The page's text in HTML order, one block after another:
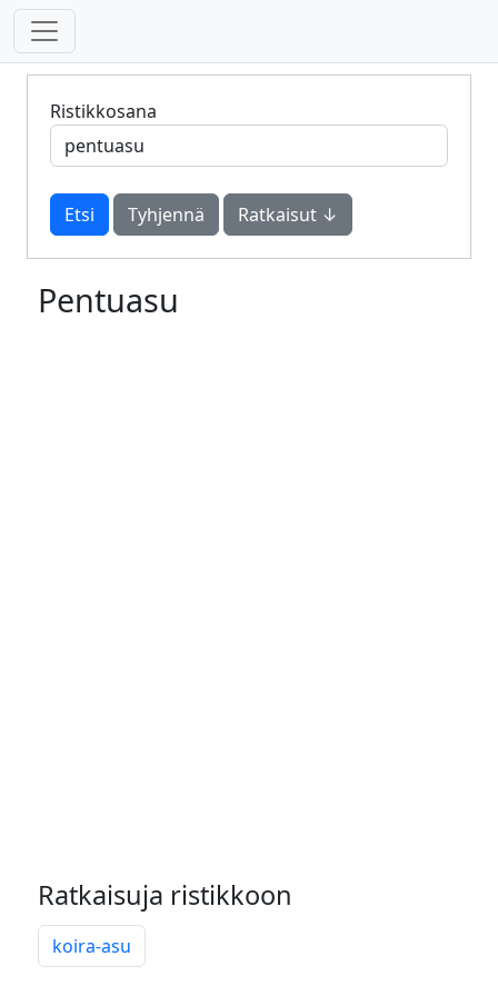
Ristikkosana
Tyhjennä Ratkaisut ↓
Pentuasu
Ratkaisuja ristikkoon
koira-asu